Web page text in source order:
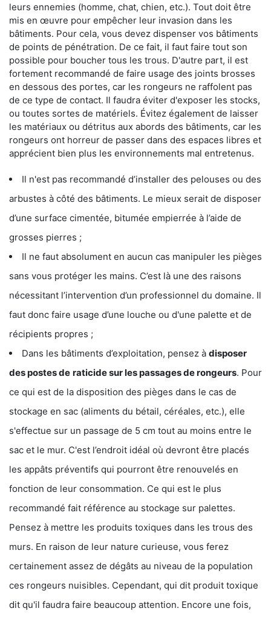
leurs ennemies (homme, chat, chien, etc.). Tout doit être
mis en œuvre pour empêcher leur invasion dans les
bâtiments. Pour cela, vous devez dispenser vos bâtiments
de points de pénétration. De ce fait, il faut faire tout son
possible pour boucher tous les trous. D'autre part, il est
fortement recommandé de faire usage des joints brosses
en dessous des portes, car les rongeurs ne raffolent pas
de ce type de contact. Il faudra éviter d'exposer les stocks,
ou toutes sortes de matériels. Évitez également de laisser
les matériaux ou détritus aux abords des bâtiments, car les
rongeurs ont horreur de passer dans des espaces libres et
apprécient bien plus les environnements mal entretenus.
Il n'est pas recommandé d’installer des pelouses ou des
arbustes à côté des bâtiments. Le mieux serait de disposer
d’une surface cimentée, bitumée empierrée à l’aide de
grosses pierres ;
Il ne faut absolument en aucun cas manipuler les pièges
sans vous protéger les mains. C’est là une des raisons
nécessitant l’intervention d’un professionnel du domaine. Il
faut donc faire usage d’une louche ou d'une palette et de
récipients propres ;
Dans les bâtiments d’exploitation, pensez à disposer
des postes de raticide sur les passages de rongeurs. Pour
ce qui est de la disposition des pièges dans le cas de
stockage en sac (aliments du bétail, céréales, etc.), elle
s'effectue sur un passage de 5 cm tout au moins entre le
sac et le mur. C'est l’endroit idéal où devront être placés
les appâts préventifs qui pourront être renouvelés en
fonction de leur consommation. Ce qui est le plus
recommandé fait référence au stockage sur palettes.
Pensez à mettre les produits toxiques dans les trous des
murs. En raison de leur nature curieuse, vous ferez
certainement assez de dégâts au niveau de la population
ces rongeurs nuisibles. Cependant, qui dit produit toxique
dit qu'il faudra faire beaucoup attention. Encore une fois,